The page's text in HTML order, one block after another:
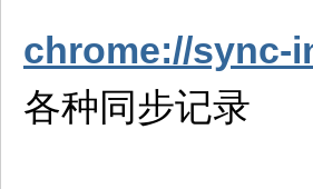
chrome://sync-
各种同步记录